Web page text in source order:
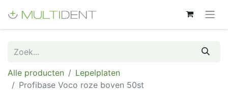
Alle producten
Lepelplaten
Profibase Voco roze boven 50st